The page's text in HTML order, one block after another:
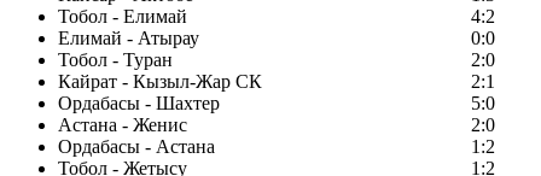
Тобол - Елимай
4:2
Елимай - Атырау
0:0
Тобол - Туран
2:0
Кайрат - Кызыл-Жар СК
2:1
Ордабасы - Шахтер
5:0
Астана - Женис
2:0
Ордабасы - Астана
1:2
Тобол - Жетысу
1:2